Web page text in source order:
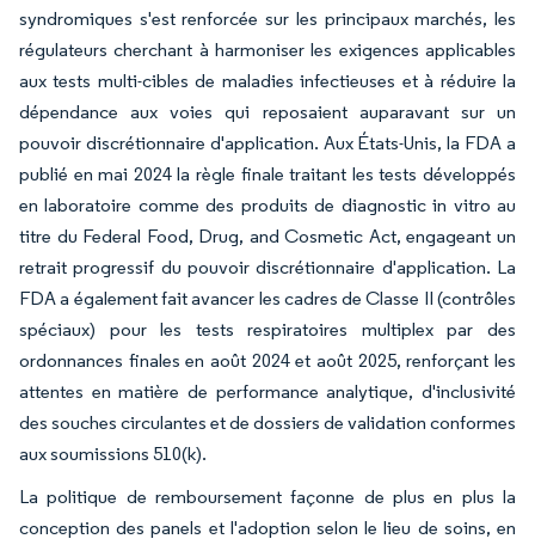
syndromiques s'est renforcée sur les principaux marchés, les
régulateurs cherchant à harmoniser les exigences applicables
aux tests multi-cibles de maladies infectieuses et à réduire la
dépendance aux voies qui reposaient auparavant sur un
pouvoir discrétionnaire d'application. Aux États-Unis, la FDA a
publié en mai 2024 la règle finale traitant les tests développés
en laboratoire comme des produits de diagnostic in vitro au
titre du Federal Food, Drug, and Cosmetic Act, engageant un
retrait progressif du pouvoir discrétionnaire d'application. La
FDA a également fait avancer les cadres de Classe II (contrôles
spéciaux) pour les tests respiratoires multiplex par des
ordonnances finales en août 2024 et août 2025, renforçant les
attentes en matière de performance analytique, d'inclusivité
des souches circulantes et de dossiers de validation conformes
aux soumissions 510(k).
La politique de remboursement façonne de plus en plus la
conception des panels et l'adoption selon le lieu de soins, en